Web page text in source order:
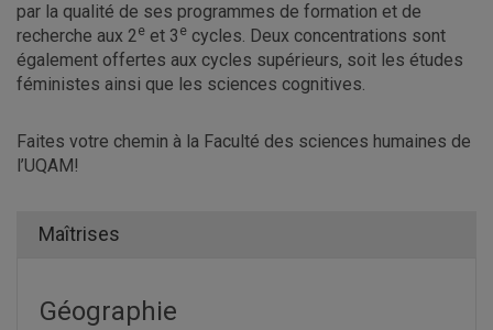
par la qualité de ses programmes de formation et de
recherche aux 2e et 3 e cycles. Deux concentrations sont
également offertes aux cycles supérieurs, soit les études
féministes ainsi que les sciences cognitives.
Faites votre chemin à la Faculté des sciences humaines de
l’UQAM!
Maîtrises
Géographie